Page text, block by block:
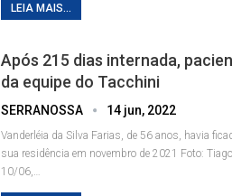
LEIA MAIS...
Após 215 dias internada,
da equipe do Tacchini
SERRANOSSA 14 jun, 2022
Vanderléia da Silva Farias, de 56 anos, havia
sua residência em novembro de 2021 Foto:
10/06,